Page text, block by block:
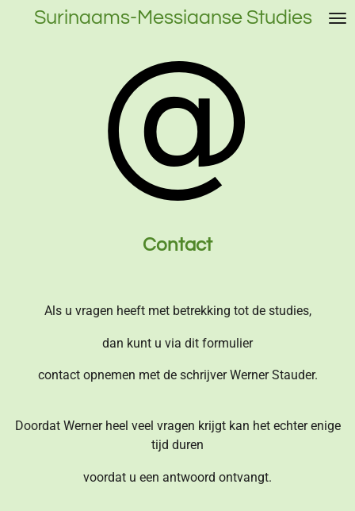
Surinaams-Messiaanse Studies
Contact
Als u vragen heeft met betrekking tot de studies,
dan kunt u via dit formulier
contact opnemen met de schrijver Werner Stauder.
Doordat Werner heel veel vragen krijgt kan het echter enige
tijd duren
voordat u een antwoord ontvangt.